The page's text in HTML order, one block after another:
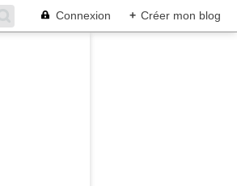
Connexion + Créer mon blog